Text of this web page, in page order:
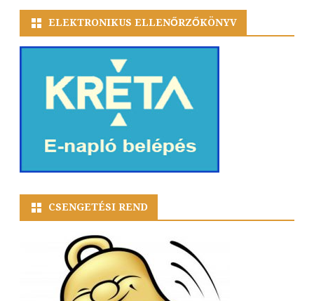
ELEKTRONIKUS ELLENŐRZŐKÖNYV
CSENGETÉSI REND